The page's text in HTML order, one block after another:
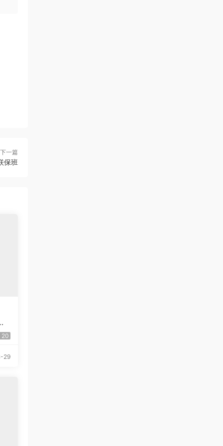
下一篇
保班
20
29